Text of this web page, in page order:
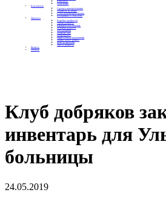
Контакты
Отделения
Как помочь
Сделать пожертвование
Подписка на добро
Стать волонтером фонда
Вечеринки со смыслом
Проекты
Коробка храбрости
Уроки Доброты
Юридическая помощь
Мамины радости
Автодобряки
Добрый торт
Добропробег
Няни особого назначения
Акция «Букет добра»
Фактор времени
Цветы доброты
Бизнесу
Отчеты
Клуб добряков
инвентарь для
больницы
24.05.2019